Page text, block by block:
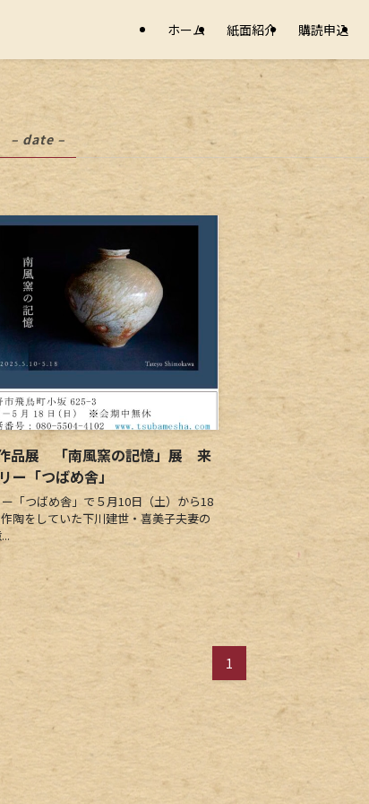
ホーム 紙面紹介 購読申込
– date –
品展 「南風窯の記憶」展 来
ー「つばめ舎」
「つばめ舎」で５月10日（土）から18
陶をしていた下川建世・喜美子夫妻の
1